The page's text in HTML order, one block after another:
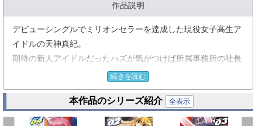
作品説明
デビューシングルでミリオンセラーを達成した現役女子高生ア
イドルの天神真紀。
期待の新人アイドルだったハズが気がつけば所属事務所の社長
に売り飛ばされてしまい、地下格闘技団体『ヴァルハラ・ガー
デン』に
参加させられてしまうことに！br強くて、カッコイイ、そして
なによりエロイ! レスラー達と戦っていく中で真紀のリビドー
続きを読む
本作品のシリーズ紹介 全表示